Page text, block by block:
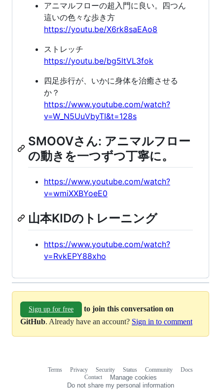
アニマルフローの超入門に良い。四つん
這いの色々な歩き方
https://youtu.be/X6rk8saEAo8
ストレッチ
https://youtu.be/bg5ltVL3fok
四足歩行が、いかに身体を治癒させる
か？
https://www.youtube.com/watch?
v=W_N5UuVbyTI&t=128s
SMOOVさん: アニマルフロー
の動きを一つずつ丁寧に。
https://www.youtube.com/watch?
v=wmiXXBYoeE0
山本KIDのトレーニング
https://www.youtube.com/watch?
v=RvkEPY88xho
Sign up for free
to join this conversation on
GitHub. Already have an account? Sign in to comment
Terms Privacy Security Status Community
Docs
Contact
Manage cookies
Do not share my personal information